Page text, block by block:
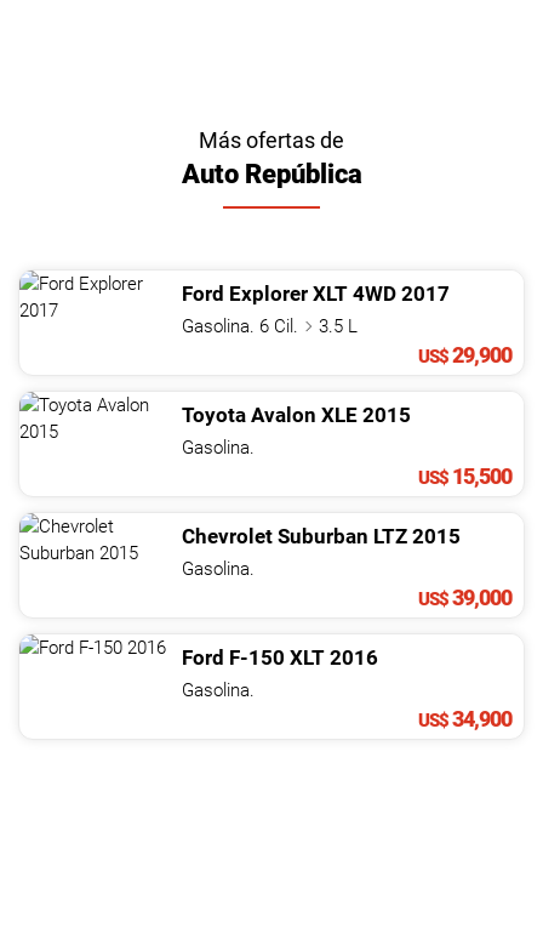
Más ofertas de
Auto República
Ford Explorer XLT 4WD 2017
Gasolina. 6 Cil.
3.5 L
US$29,900
Toyota Avalon XLE 2015
Gasolina.
US$ 15,500
Chevrolet Suburban LTZ 2015
Gasolina.
US$39,000
Ford F-150 XLT 2016
Gasolina.
US$34,900